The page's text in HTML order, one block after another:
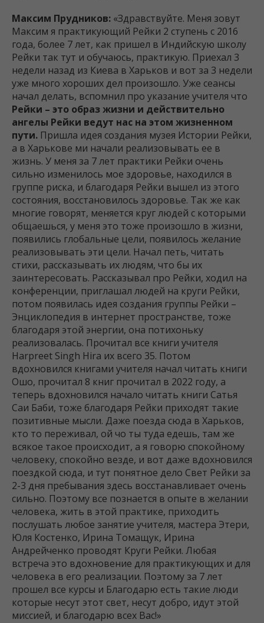
Максим Прудников: «Здравствуйте. Меня зовут
Максим я практикующий Рейки 2 ступень с 2016
года, более 7 лет, как пришел в Индийскую школу
Рейки так тут и обучаюсь, практикую. Приехал 3
недели назад из Киева в Харьков и вот за 3 недели
уже много хороших дел произошло. Уже сеансы
начал делать, вспомнил про указание учителя что
Рейки – это образ жизни и действительно
ангелы Рейки ведут нас на этом жизненном
пути. Пришла идея создания музея Истории Рейки,
а в Харькове ми начали реализовывать ее в
жизнь. У меня за 7 лет практики Рейки очень
сильно изменилось мое здоровье, находился в
группе риска, и благодаря Рейки вышел из этого
состояния, восстановилось здоровье. Так же как
многие говорят, меняется круг людей с которыми
общаешься, у меня это тоже произошло в жизни,
появились глобальные цели, появилось желание
реализовывать эти цели. Начал петь, читать
стихи, рассказывать их людям, что бы их
заинтересовать. Рассказывал про Рейки, ходил на
конференции, приглашал людей на круги Рейки,
потом появилась идея создания группы Рейки –
Энциклопедия в интернет пространстве, тоже
благодаря этой энергии, она потихоньку
реализовалась. Прочитал все книги учителя
Harpreet Singh Hira их всего 35. Потом
вдохновился книгами учителя начал читать книги
Ошо, прочитал 8 книг прочитал в 2022 году, а
теперь вдохновился начало читать книги Сатья
Саи Баби, тоже благодаря Рейки приходят такие
позитивные мысли. Даже поезда сюда в Харьков,
кто то переживал, ой чо ты туда едешь, там же
всякое такое происходит, а я говорю спокойному
человеку, спокойно везде, и вот даже вдохновился
поездкой сюда, и тут понятное дело Свет Рейки за
2-3 дня пребывания здесь восстанавливает очень
сильно. Поэтому все познается в опыте в желании
человека, жить в этой практике, приходить
послушать любое занятие учителя, мастера Этери,
Юля Костенко, Ирина Томащук, Ирина
Андрейченко проводят Круги Рейки. Любая
встреча это вдохновение для практикующих и для
человека в его реализации. Поэтому за 7 лет
прошел все курсы и Благодарю есть такие люди
которые несут этот свет, несут добро, идут этой
миссией, и благодарю всех Вас!»